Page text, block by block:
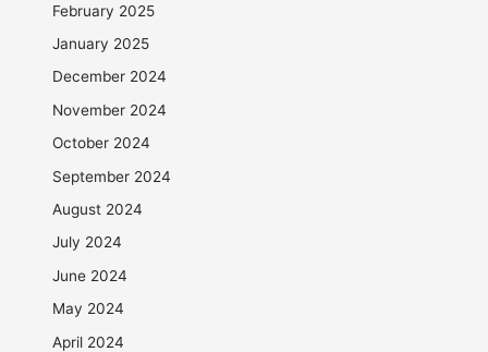
February 2025
January 2025
December 2024
November 2024
October 2024
September 2024
August 2024
July 2024
June 2024
May 2024
April 2024